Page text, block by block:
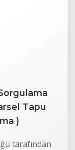
Tapu
)
tarafından